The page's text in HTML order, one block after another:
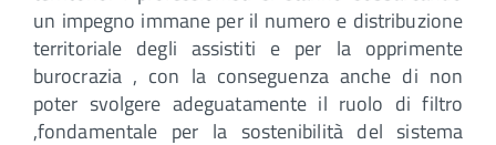
un impegno immane per il numero e distribuzione
territoriale degli assistiti e per la opprimente
burocrazia , con la conseguenza anche di non
poter svolgere adeguatamente il ruolo di filtro
,fondamentale per la sostenibilità del sistema